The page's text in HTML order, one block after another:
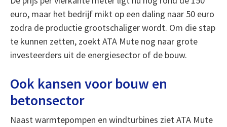
euro, maar het bedrijf mikt op een daling naar 50 euro
zodra de productie grootschaliger wordt. Om die stap
te kunnen zetten, zoekt ATA Mute nog naar grote
investeerders uit de energiesector of de bouw.
Ook kansen voor bouw en
betonsector
Naast warmtepompen en windturbines ziet ATA Mute